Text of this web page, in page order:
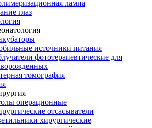
лампа
глаз
источники питания
фототерапевтические для
томография
операционные
отсасыватели
хирургические